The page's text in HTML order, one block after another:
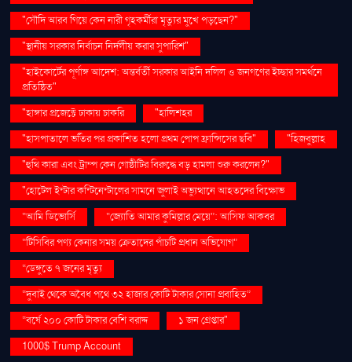
"সৌদি আরব গিয়ে কেন নারী গৃহকর্মীরা মৃত্যুর মুখে পড়ছেন?"
"স্থানীয় সরকার নির্বাচন নির্দলীয় করার সুপারিশ"
"হাইকোর্টের পূর্ণাঙ্গ আদেশ: অন্তর্বর্তী সরকার আইনি দলিল ও জনগণের ইচ্ছার সমর্থনে
প্রতিষ্ঠিত"
"হাঙ্গার প্রজেক্টে ঢাকায় চাকরি
"হালিশহর
"হাসপাতালে ভর্তির পর প্রকাশিত হলো প্রথম পোপ ফ্রান্সিসের ছবি"
"হিজবুল্লাহ
"হুথি কারা এবং ট্রাম্প কেন গোষ্ঠীটির বিরুদ্ধে বড় হামলা শুরু করলেন?"
"হোটেল ইন্টার কন্টিনেন্টালের সামনে জুলাই অভ্যুত্থানে আহতদের বিক্ষোভ
“আমি ডিভোর্সি
“জ্যোতি আমার কুমিল্লার মেয়ে”: আসিফ আকবর
“টিসিবির পণ্য কেনার সময় ক্রেতাদের পাঁচটি প্রধান অভিযোগ”
“ডেঙ্গুতে ৭ জনের মৃত্যু
“দুবাই থেকে অবৈধ পথে ৩২ হাজার কোটি টাকার সোনা প্রবাহিত”
“বর্ষে ২০০ কোটি টাকার বেশি বরাদ্দ
১ জন গ্রেপ্তার"
1000$ Trump Account